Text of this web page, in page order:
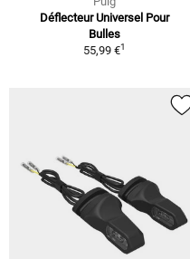
Déflecteur Universel Pour
Bulles
55,99 €1